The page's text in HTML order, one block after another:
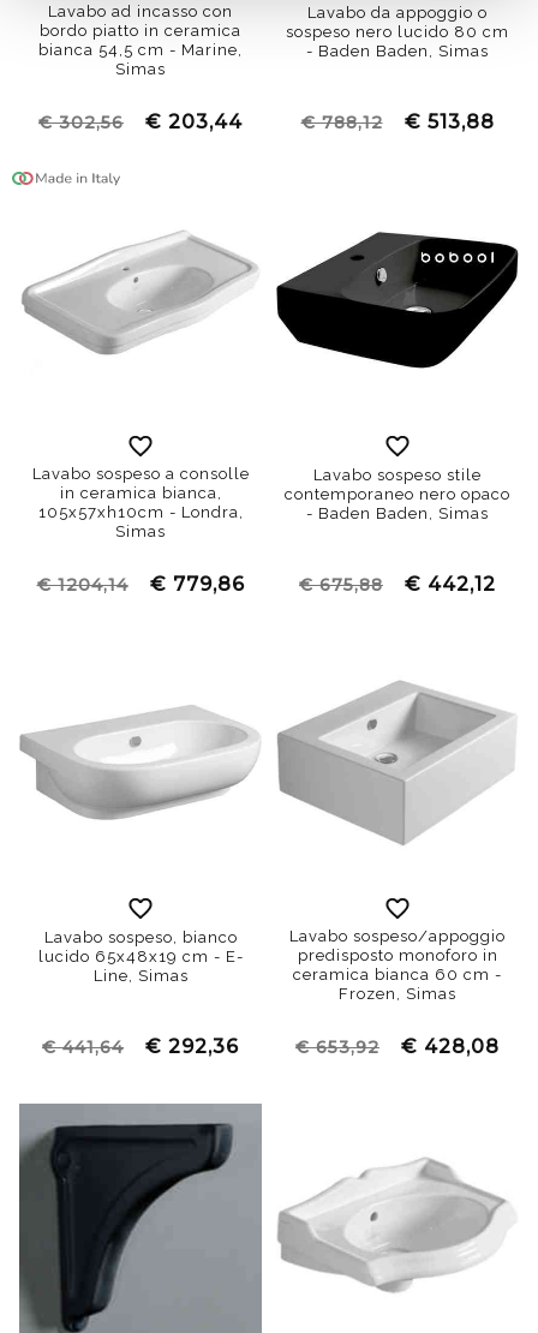
Lavabo ad incasso con
bordo piatto in ceramica
bianca 54,5 cm - Marine,
Simas
€ 302,56 € 203,44
Lavabo da appoggio o
sospeso nero lucido 80 cm
- Baden Baden, Simas
€ 788,12 € 513,88
Lavabo sospeso a consolle
in ceramica bianca,
105x57xh10cm - Londra,
Simas
€ 1204,14 € 779,86
Lavabo sospeso stile
contemporaneo nero opaco
- Baden Baden, Simas
€ 675,88 € 442,12
Lavabo sospeso, bianco
lucido 65x48x19 cm - E-
Line, Simas
€ 441,64 € 292,36
Lavabo sospeso/appoggio
predisposto monoforo in
ceramica bianca 60 cm -
Frozen, Simas
€ 653,92 € 428,08